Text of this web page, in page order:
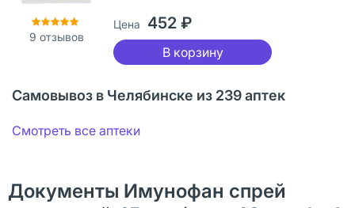
9 отзывов
Цена 452 ₽
В корзину
Самовывоз в Челябинске из 239 аптек
Смотреть все аптеки
Документы Имунофан спрей